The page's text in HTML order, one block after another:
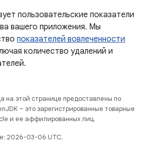
пользовательские показатели
вашего приложения. Мы
показателей вовлеченности
количество удалений и
на этой странице предоставлены по
– это зарегистрированные товарные
и ее аффилированных лиц.
2026-03-06 UTC.